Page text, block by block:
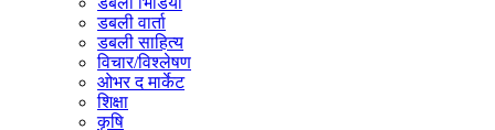
डबली वार्ता
डबली साहित्य
विचार/विश्‍लेषण
ओभर द मार्केट
शिक्षा
कृषि